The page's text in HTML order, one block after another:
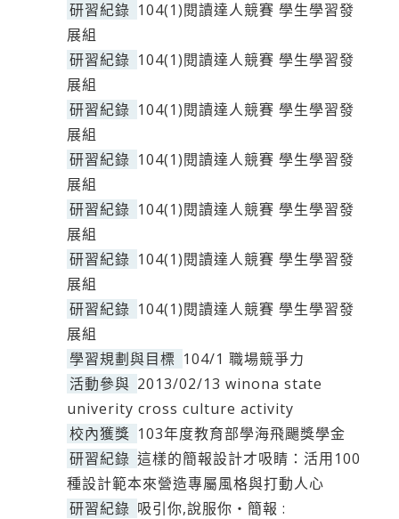
研習紀錄 104(1)閱讀達人競賽 學生學習發
展組
研習紀錄 104(1)閱讀達人競賽 學生學習發
展組
研習紀錄 104(1)閱讀達人競賽 學生學習發
展組
研習紀錄 104(1)閱讀達人競賽 學生學習發
展組
研習紀錄 104(1)閱讀達人競賽 學生學習發
展組
研習紀錄 104(1)閱讀達人競賽 學生學習發
展組
研習紀錄 104(1)閱讀達人競賽 學生學習發
展組
學習規劃與目標 104/1 職場競爭力
活動參與 2013/02/13 winona state
univerity cross culture activity
校內獲獎 103年度教育部學海飛颺獎學金
研習紀錄 這樣的簡報設計才吸睛：活用100
種設計範本來營造專屬風格與打動人心
研習紀錄 吸引你,說服你‧簡報 :